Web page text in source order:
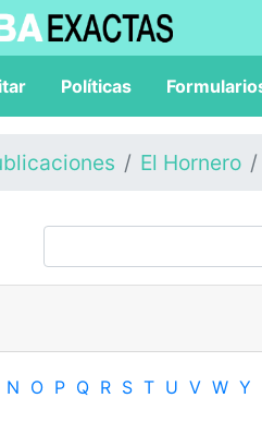
Políticas
El Hornero
N O P Q R S T U V W Y